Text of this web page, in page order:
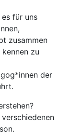
für uns
zusammen
zu
der